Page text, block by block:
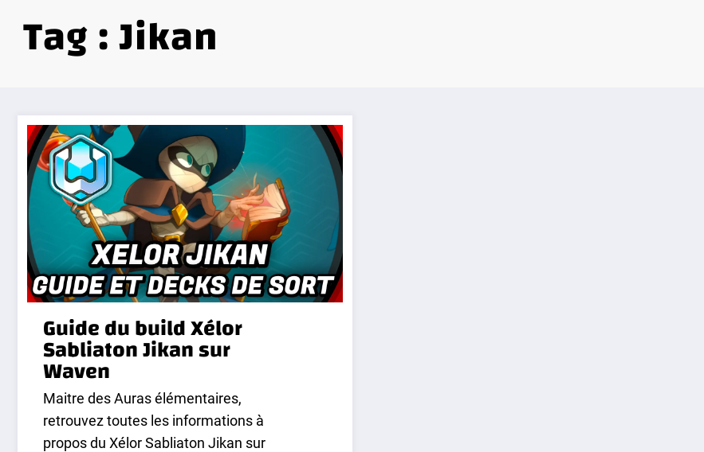
Tag : Jikan
Guide du build Xélor
Sabliaton Jikan sur
Waven
Maitre des Auras élémentaires,
retrouvez toutes les informations à
propos du Xélor Sabliaton Jikan sur